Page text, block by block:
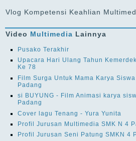
Vlog Kompetensi Keahlian
Video Multimedia Lainnya
Pusako Terakhir
Upacara Hari Ulang Tahun
Ke 78
Film Surga Untuk Mama Karya
Padang
si BUYUNG - Film Animasi karya
Padang
Cover lagu Tenang - Yura Yunita
Profil Jurusan Multimedia SMK N 4
Profil Jurusan Seni Patung SMKN 4